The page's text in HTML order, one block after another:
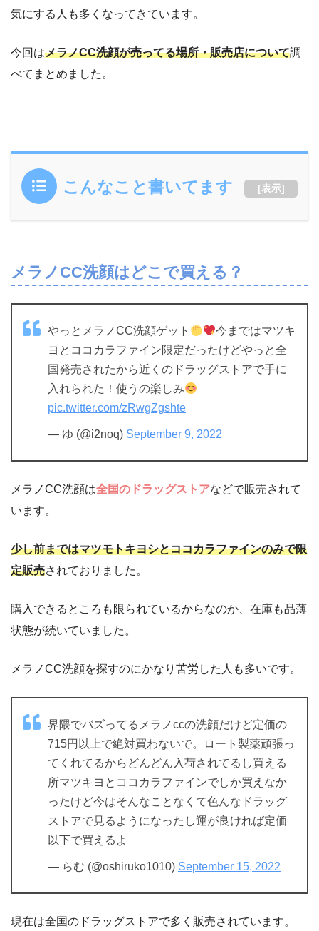
気にする人も多くなってきています。
今回はメラノCC洗顔が売ってる場所・販売店について調
べてまとめました。
こんなこと書いてます [表示]
メラノCC洗顔はどこで買える？
やっとメラノCC洗顔ゲット
今まではマツキ
ヨとココカラファイン限定だったけどやっと全
国発売されたから近くのドラッグストアで手に
入れられた！使うの楽しみ
pic.twitter.com/zRwgZgshte
— ゆ (@i2noq) September 9, 2022
メラノCC洗顔は全国のドラッグストアなどで販売されて
います。
少し前まではマツモトキヨシとココカラファインのみで限
定販売されておりました。
購入できるところも限られているからなのか、在庫も品薄
状態が続いていました。
メラノCC洗顔を探すのにかなり苦労した人も多いです。
界隈でバズってるメラノccの洗顔だけど定価の
715円以上で絶対買わないで。ロート製薬頑張っ
てくれてるからどんどん入荷されてるし買える
所マツキヨとココカラファインでしか買えなか
ったけど今はそんなことなくて色んなドラッグ
ストアで見るようになったし運が良ければ定価
以下で買えるよ
— らむ (@oshiruko1010) September 15, 2022
現在は全国のドラッグストアで多く販売されています。